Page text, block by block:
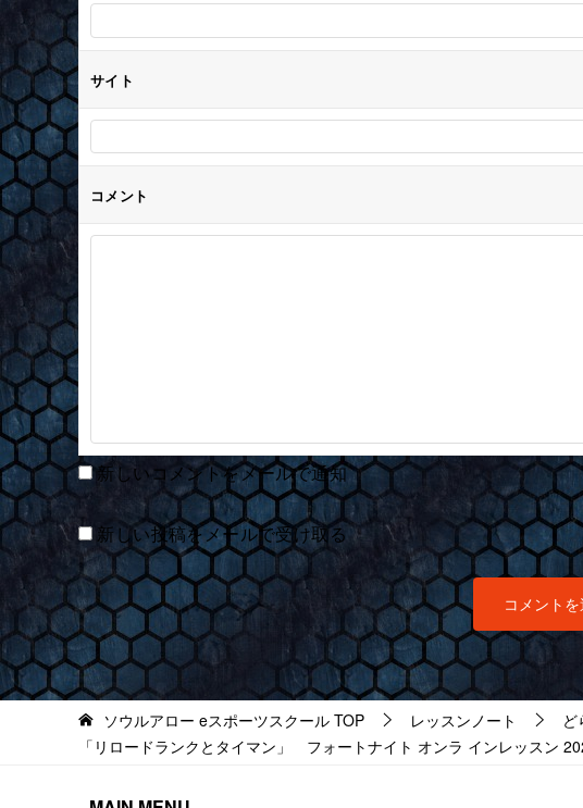
ン
サイト
コメント
新しいコメントをメールで通知
新しい投稿をメールで受け取る
ソウルアロー eスポーツスクール TOP レッスンノート
ど
「リロードランクとタイマン」 フォートナイト オンラ インレッスン